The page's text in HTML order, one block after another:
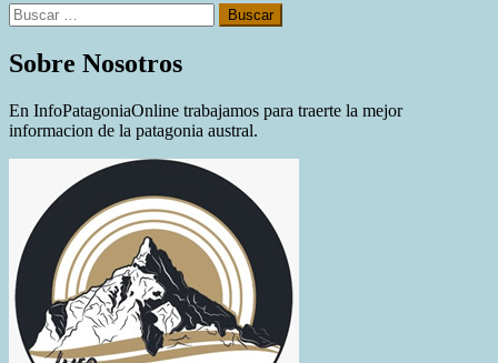
Buscar:
Sobre Nosotros
En InfoPatagoniaOnline trabajamos para traerte la mejor
informacion de la patagonia austral.